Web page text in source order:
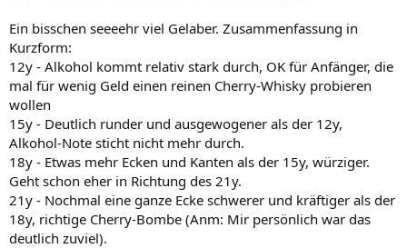
Ein bisschen seeeehr viel Gelaber. Zusammenfassung in
Kurzform:
12y - Alkohol kommt relativ stark durch, OK für Anfänger, die
mal für wenig Geld einen reinen Cherry-Whisky probieren
wollen
15y - Deutlich runder und ausgewogener als der 12y,
Alkohol-Note sticht nicht mehr durch.
18y - Etwas mehr Ecken und Kanten als der 15y, würziger.
Geht schon eher in Richtung des 21y.
21y - Nochmal eine ganze Ecke schwerer und kräftiger als der
18y, richtige Cherry-Bombe (Anm: Mir persönlich war das
deutlich zuviel).